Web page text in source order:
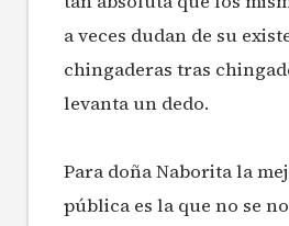
a veces dudan de su
chingaderas tras
levanta un dedo.
Para doña Naborita la
pública es la que no se